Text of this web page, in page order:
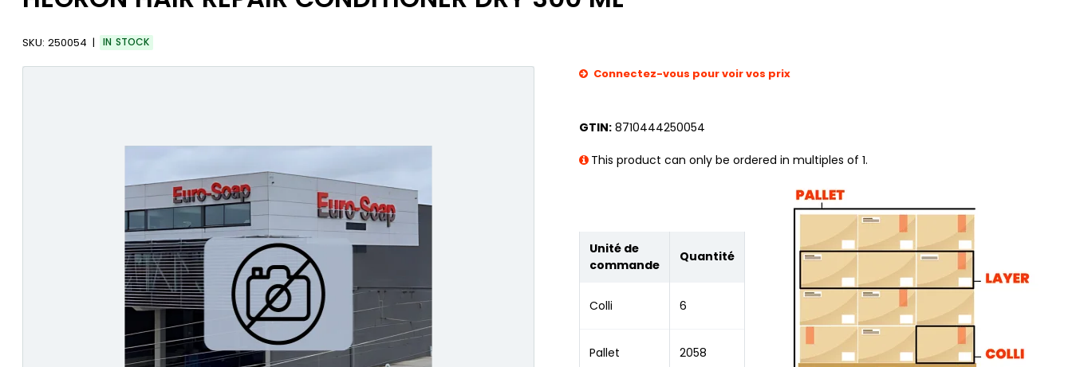
SKU: 250054 IN STOCK
Connectez-vous pour voir vos prix
GTIN: 8710444250054
This product can only be ordered in multiples of 1.
Unité de
commande
Quantité
Colli 6
Pallet 2058